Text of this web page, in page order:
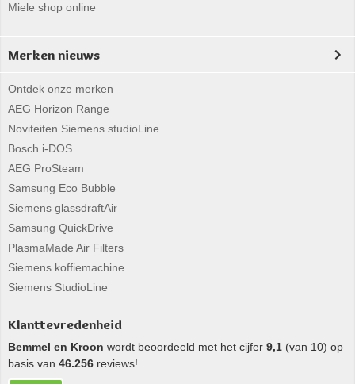
Miele shop online
Merken nieuws
Ontdek onze merken
AEG Horizon Range
Noviteiten Siemens studioLine
Bosch i-DOS
AEG ProSteam
Samsung Eco Bubble
Siemens glassdraftAir
Samsung QuickDrive
PlasmaMade Air Filters
Siemens koffiemachine
Siemens StudioLine
Klanttevredenheid
Bemmel en Kroon wordt beoordeeld met het cijfer 9,1 (van 10) op
basis van 46.256 reviews!